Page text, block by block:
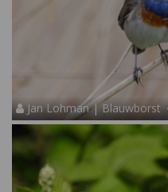
Jan Lohman | Blauwborst